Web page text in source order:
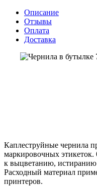
Описание
Отзывы
Оплата
Доставка
Каплеструйные чернила
маркировочных
к выцветанию,
Расходный материал
принтеров.